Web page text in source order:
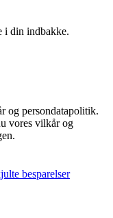
i din indbakke.
og persondatapolitik.
vores vilkår og
besparelser